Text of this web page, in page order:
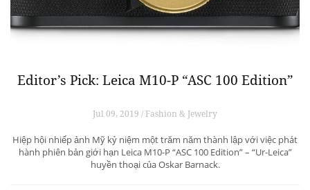
Editor’s Pick: Leica M10-P “ASC 100 Edition”
Jul 09, 2019 / Fashion & Jewelry
Hiệp hội nhiếp ảnh Mỹ kỷ niệm một trăm năm thành lập với việc phát
hành phiên bản giới hạn Leica M10-P “ASC 100 Edition” – “Ur-Leica”
huyền thoại của Oskar Barnack.